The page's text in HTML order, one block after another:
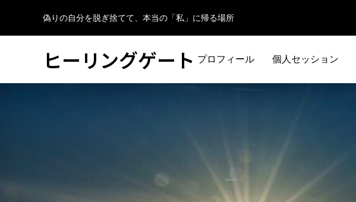
偽りの自分を脱ぎ捨てて、本当の「私」に帰る場所
ヒーリングゲート プロフィール 個人セッション